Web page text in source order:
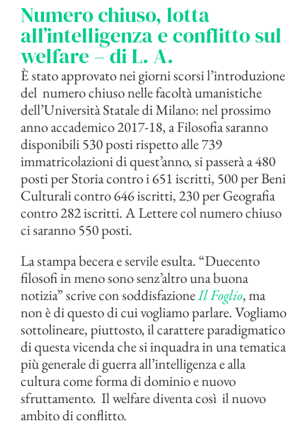
Numero chiuso, lotta
all’intelligenza e conflitto sul
welfare – di L. A.
È stato approvato nei giorni scorsi l’introduzione
del numero chiuso nelle facoltà umanistiche
dell’Università Statale di Milano: nel prossimo
anno accademico 2017-18, a Filosofia saranno
disponibili 530 posti rispetto alle 739
immatricolazioni di quest’anno, si passerà a 480
posti per Storia contro i 651 iscritti, 500 per Beni
Culturali contro 646 iscritti, 230 per Geografia
contro 282 iscritti. A Lettere col numero chiuso
ci saranno 550 posti.
La stampa becera e servile esulta. “Duecento
filosofi in meno sono senz’altro una buona
notizia” scrive con soddisfazioneIl Foglio, ma
non è di questo di cui vogliamo parlare. Vogliamo
sottolineare, piuttosto, il carattere paradigmatico
di questa vicenda che si inquadra in una tematica
più generale di guerra all’intelligenza e alla
cultura come forma di dominio e nuovo
sfruttamento. Il welfare diventa così il nuovo
ambito di conflitto.